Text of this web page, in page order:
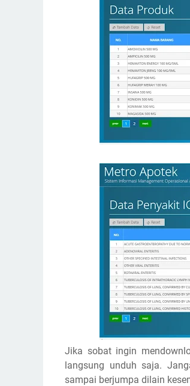
Jika sobat ingin
langsung unduh saja.
sampai berjumpa dilain